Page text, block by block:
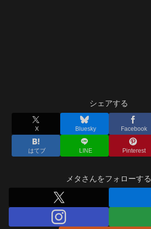
シェアする
X Bluesky Facebook
はてブ LINE Pinterest
メタさんをフォローする